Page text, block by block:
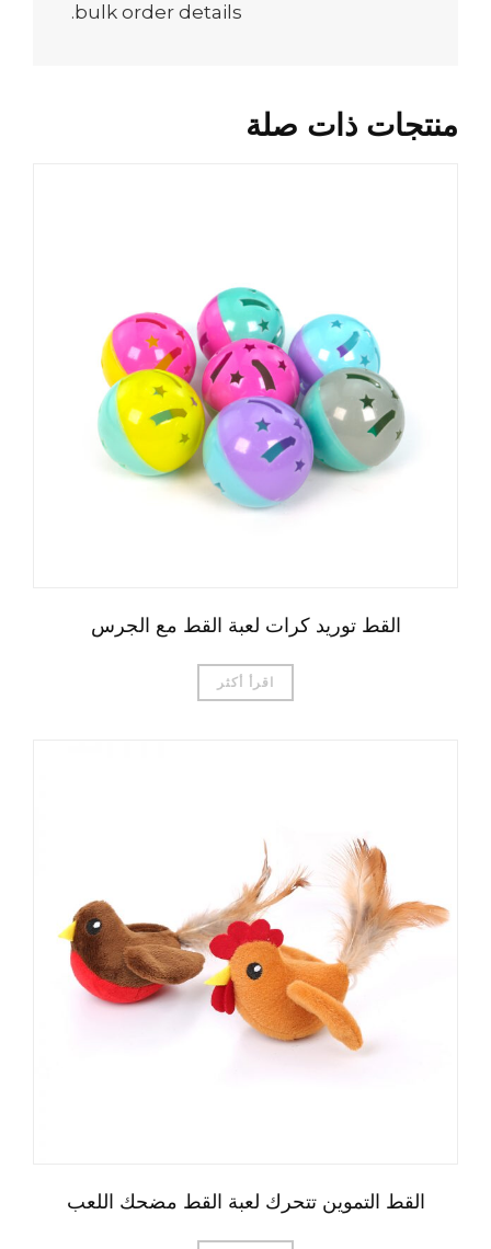
bulk order details.
منتجات ذات صلة
القط توريد كرات لعبة القط مع الجرس
اقرأ أكثر
القط التموين تتحرك لعبة القط مضحك اللعب